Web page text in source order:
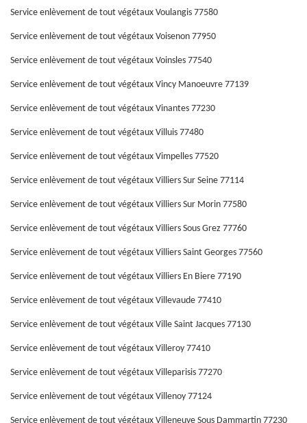
Service enlèvement de tout végétaux Voulangis 77580
Service enlèvement de tout végétaux Voisenon 77950
Service enlèvement de tout végétaux Voinsles 77540
Service enlèvement de tout végétaux Vincy Manoeuvre 77139
Service enlèvement de tout végétaux Vinantes 77230
Service enlèvement de tout végétaux Villuis 77480
Service enlèvement de tout végétaux Vimpelles 77520
Service enlèvement de tout végétaux Villiers Sur Seine 77114
Service enlèvement de tout végétaux Villiers Sur Morin 77580
Service enlèvement de tout végétaux Villiers Sous Grez 77760
Service enlèvement de tout végétaux Villiers Saint Georges 77560
Service enlèvement de tout végétaux Villiers En Biere 77190
Service enlèvement de tout végétaux Villevaude 77410
Service enlèvement de tout végétaux Ville Saint Jacques 77130
Service enlèvement de tout végétaux Villeroy 77410
Service enlèvement de tout végétaux Villeparisis 77270
Service enlèvement de tout végétaux Villenoy 77124
Service enlèvement de tout végétaux Villeneuve Sous Dammartin 77230